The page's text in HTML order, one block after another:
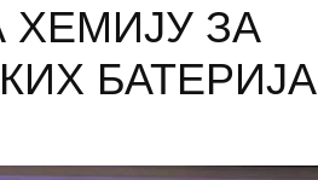
ХЕМИЈУ ЗА
БАТЕРИЈА